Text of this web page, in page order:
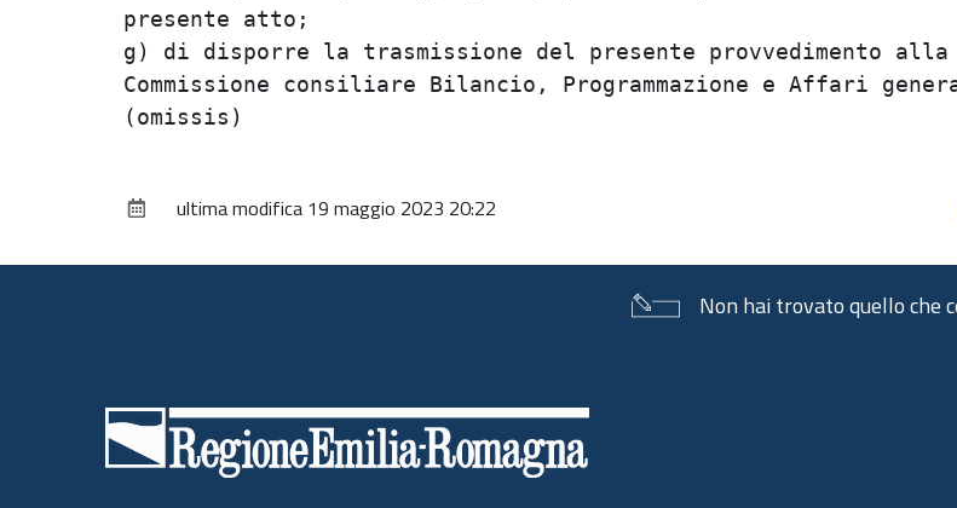
presente
g) di disporre la trasmissione del presente
Commissione consiliare Bilancio, Programmazione e
ultima modifica 19 maggio 2023 20:22
Non hai trovato quello che